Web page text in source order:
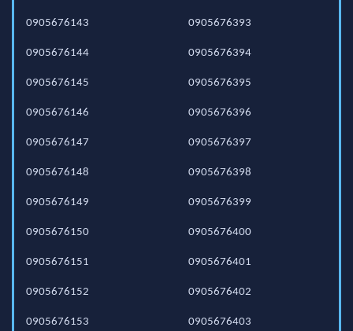
0905676143
0905676144
0905676145
0905676146
0905676147
0905676148
0905676149
0905676150
0905676151
0905676152
0905676153
0905676393
0905676394
0905676395
0905676396
0905676397
0905676398
0905676399
0905676400
0905676401
0905676402
0905676403